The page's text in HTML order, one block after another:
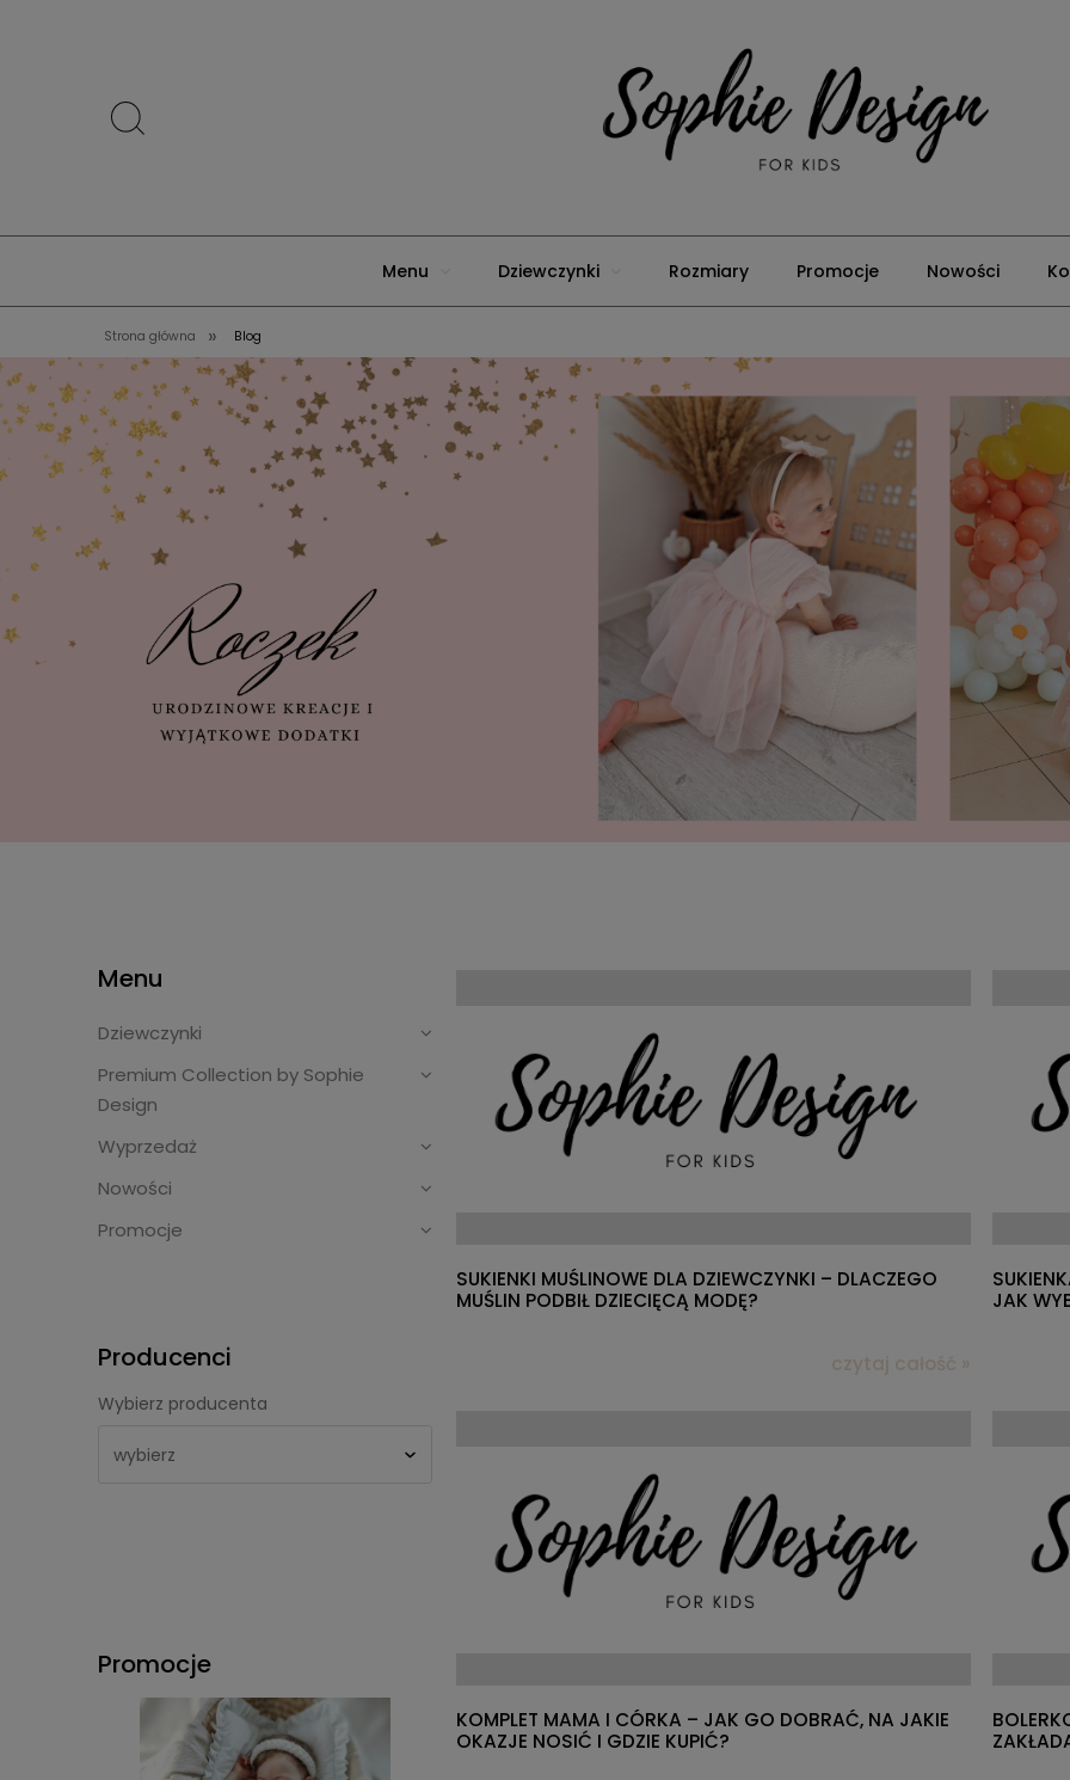
Menu Dziewczynki Rozmiary Promocje Nowości
Strona główna » Blog
Menu
Dziewczynki
Premium Collection by Sophie
Design
Wyprzedaż
Nowości
Promocje
Producenci
Wybierz producenta
Promocje
SUKIENKI MUŚLINOWE DLA DZIEWCZYNKI – DLACZEGO
MUŚLIN PODBIŁ DZIECIĘCĄ MODĘ?
czytaj całość »
JAK
KOMPLET MAMA I CÓRKA – JAK GO DOBRAĆ, NA JAKIE
OKAZJE NOSIĆ I GDZIE KUPIĆ?